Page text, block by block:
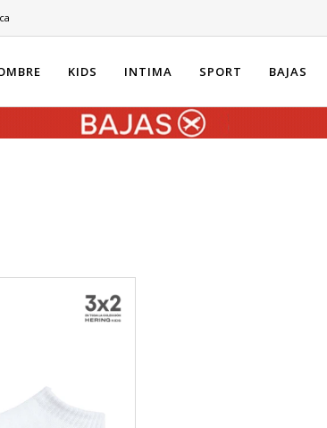
KIDS INTIMA SPORT BAJAS